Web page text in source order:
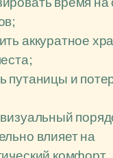
аккуратное
путаницы и
влияет на